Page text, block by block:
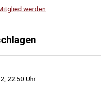
werden
22:50 Uhr